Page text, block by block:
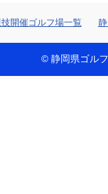
開催ゴルフ場一覧
© 静岡県ゴル